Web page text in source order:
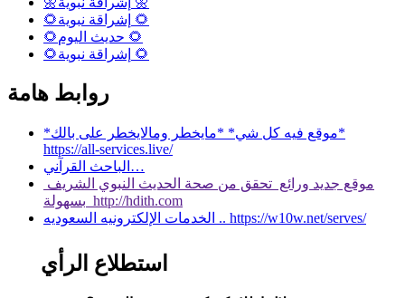
🌻إشراقة نبوية 🌻
🌻حديث اليوم 🌻
🌻إشراقة نبوية 🌻
روابط هامة
*موقع فيه كل شي* *مايخطر ومالايخطر على بالك*
https://all-services.live/
الباحث القرآني…
موقع جديد ورائع تحقق من صحة الحديث النبوي الشريف
بسهولة http://hdith.com
الخدمات الإلكترونيه السعوديه .. https://w10w.net/serves/
استطلاع الرأي